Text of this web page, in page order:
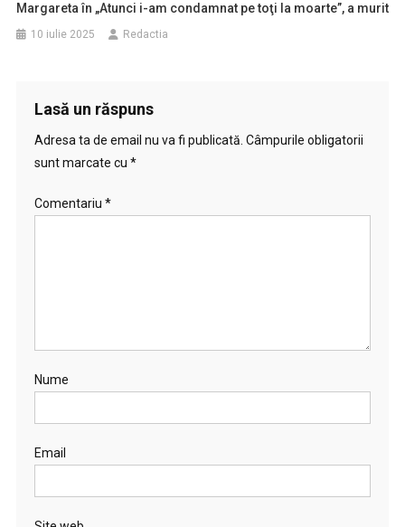
Margareta în „Atunci i-am condamnat pe toţi la moarte”, a murit
10 iulie 2025 Redactia
Lasă un răspuns
Adresa ta de email nu va fi publicată. Câmpurile obligatorii
sunt marcate cu *
Comentariu *
Nume
Email